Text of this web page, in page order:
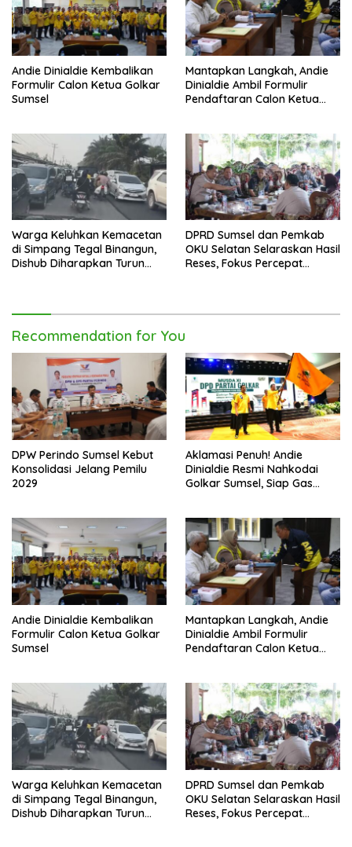
Andie Dinialdie Kembalikan
Formulir Calon Ketua Golkar
Sumsel
Mantapkan Langkah, Andie
Dinialdie Ambil Formulir
Pendaftaran Calon Ketua
Warga Keluhkan Kemacetan
di Simpang Tegal Binangun,
Dishub Diharapkan Turun
DPRD Sumsel dan Pemkab
OKU Selatan Selaraskan Hasil
Reses, Fokus Percepat
Recommendation for You
DPW Perindo Sumsel Kebut
Konsolidasi Jelang Pemilu
2029
Aklamasi Penuh! Andie
Dinialdie Resmi Nahkodai
Golkar Sumsel, Siap Gas
Andie Dinialdie Kembalikan
Formulir Calon Ketua Golkar
Sumsel
Mantapkan Langkah, Andie
Dinialdie Ambil Formulir
Pendaftaran Calon Ketua
Warga Keluhkan Kemacetan
di Simpang Tegal Binangun,
Dishub Diharapkan Turun
DPRD Sumsel dan Pemkab
OKU Selatan Selaraskan Hasil
Reses, Fokus Percepat